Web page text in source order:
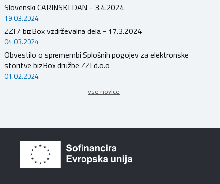
Slovenski CARINSKI DAN - 3.4.2024
19.03.2024
ZZI / bizBox vzdrževalna dela - 17.3.2024
04.03.2024
Obvestilo o spremembi Splošnih pogojev za elektronske
storitve bizBox družbe ZZI d.o.o.
01.02.2024
vse novice